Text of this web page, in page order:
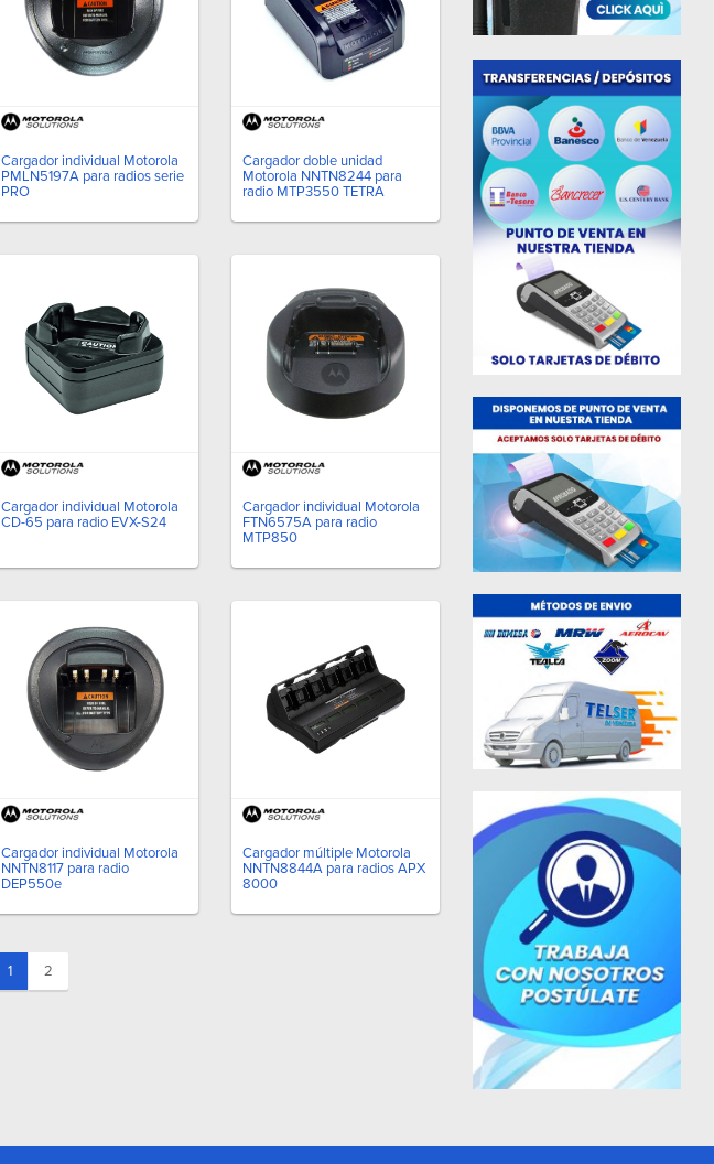
Cargador individual Motorola
PMLN5197A para radios serie
PRO
Cargador doble unidad
Motorola NNTN8244 para
radio MTP3550 TETRA
Cargador individual Motorola
CD-65 para radio EVX-S24
Cargador individual Motorola
FTN6575A para radio
MTP850
Cargador individual Motorola
NNTN8117 para radio
DEP550e
Cargador múltiple Motorola
NNTN8844A para radios APX
8000
1(current)
2